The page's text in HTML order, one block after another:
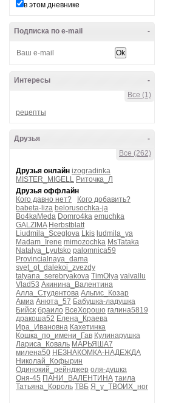
в этом дневнике
-
Подписка по e-mail
-
Интересы
Все (1)
рецепты
-
Друзья
Все (262)
Друзья онлайн izogradinka
MISTER_MIGELL Риточка_Л
Друзья оффлайн
Кого давно нет?
Кого добавить?
babeta-liza belorusochka-ja
Bo4kaMeda Domro4ka emuchka
GALZIMA Herbstblatt
Liudmila_Sceglova Lkis ludmila_ya
Madam_Irene mimozochka MsTataka
Natalya_Lyutsko palomnica59
Provincialnaya_dama
svet_ot_dalekoi_zvezdy
tatyana_serebryakova TimOlya valvallu
Vlad53 Акинина_Валентина
Алла_Студентова Альгис_Козар
Амиа Анюта_57 Бабушка-ладушка
Бийск браило ВсеХорошо галина5819
дракоша52 Елена_Краева
Ира_Ивановна Кахетинка
Кошка_по_имени_Гав Кулинарушка
Лариса_Коваль МАРЬЯША7
милена50 НЕЗНАКОМКА-НАДЕЖДА
Николай_Кофырин
Одинокий_рейнджер оля-душка
Оня-45 ПАНИ_ВАЛЕНТИНА таила
Татьяна_Король ТВБ Я_у_ТВОИХ_ног